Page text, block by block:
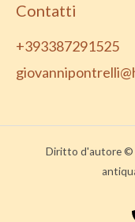
Contatti
+393387291525
Diritto d'autore ©